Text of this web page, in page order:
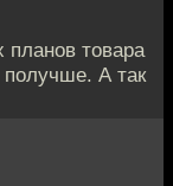
планов товара
получше. А так